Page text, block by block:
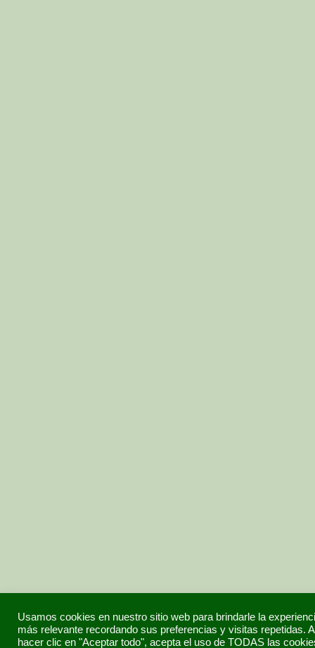
Usamos cookies en nuestro sitio web para brindarle la
más relevante recordando sus preferencias y visitas repetidas.
hacer clic en "Aceptar todo", acepta el uso de TODAS las